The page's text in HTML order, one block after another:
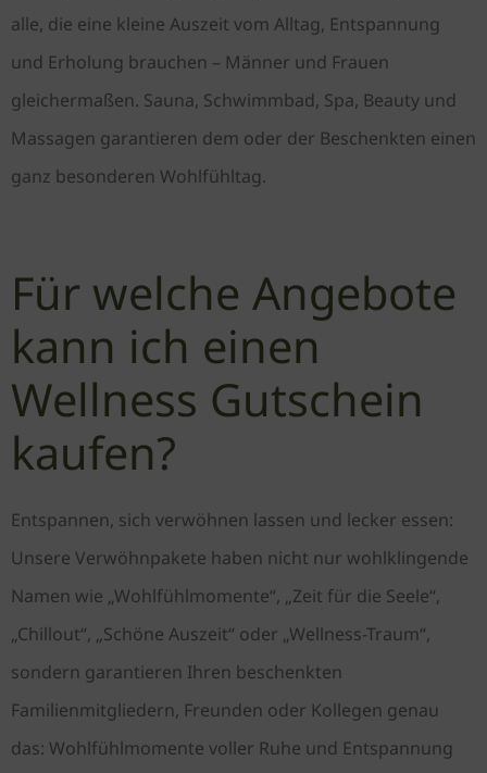
alle, die eine kleine Auszeit vom Alltag, Entspannung
und Erholung brauchen – Männer und Frauen
gleichermaßen. Sauna, Schwimmbad, Spa, Beauty und
Massagen garantieren dem oder der Beschenkten einen
ganz besonderen Wohlfühltag.
Für welche Angebote
kann ich einen
Wellness Gutschein
kaufen?
Entspannen, sich verwöhnen lassen und lecker essen:
Unsere Verwöhnpakete haben nicht nur wohlklingende
Namen wie „Wohlfühlmomente“, „Zeit für die Seele“,
„Chillout“, „Schöne Auszeit“ oder „Wellness-Traum“,
sondern garantieren Ihren beschenkten
Familienmitgliedern, Freunden oder Kollegen genau
das: Wohlfühlmomente voller Ruhe und Entspannung